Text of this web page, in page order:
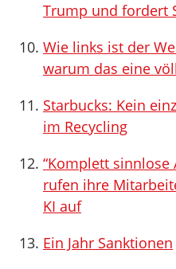
Trump und fordert
Wie links ist der
warum das eine
Starbucks: Kein
im Recycling
“Komplett sinnlose
rufen ihre
KI auf
Ein Jahr Sanktionen